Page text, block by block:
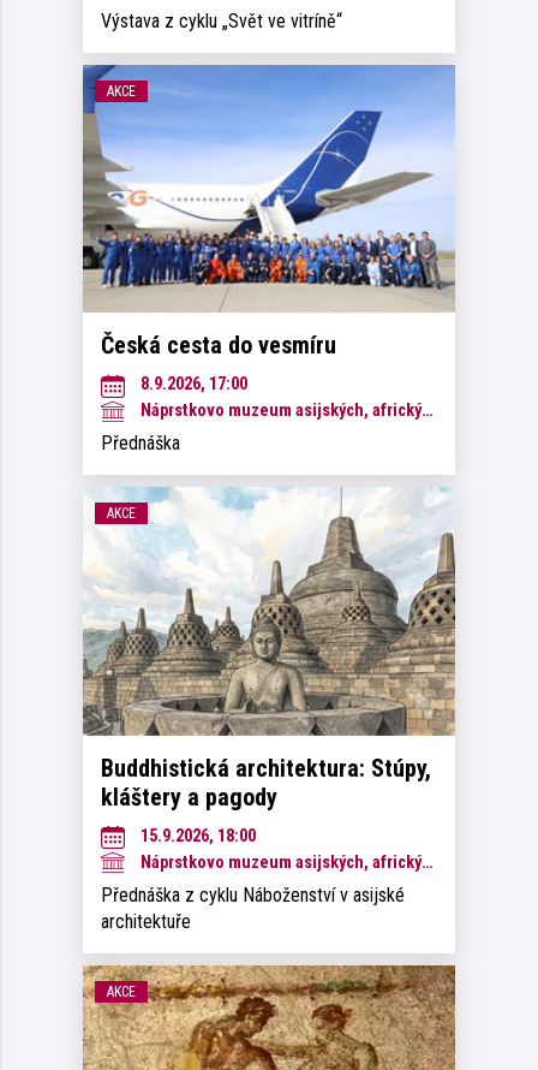
Výstava z cyklu „Svět ve vitríně“
AKCE
Česká cesta do vesmíru
8.9.2026, 17:00
Náprstkovo muzeum asijských, afrických a amerických kultur
Přednáška
AKCE
Buddhistická architektura: Stúpy,
kláštery a pagody
15.9.2026, 18:00
Náprstkovo muzeum asijských, afrických a amerických kultur
Přednáška z cyklu Náboženství v asijské
architektuře
AKCE